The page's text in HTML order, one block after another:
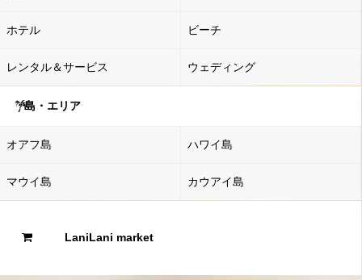
ホテル ビーチ
レンタル＆サービス ウェディング
島・エリア
オアフ島 ハワイ島
マウイ島 カウアイ島
LaniLani market